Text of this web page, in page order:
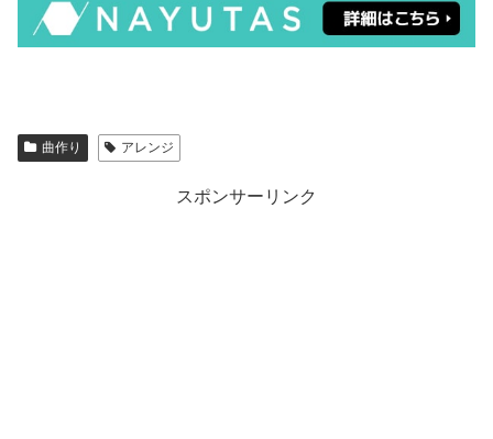
曲作り アレンジ
スポンサーリンク